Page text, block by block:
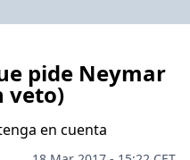
pide Neymar
veto)
en cuenta